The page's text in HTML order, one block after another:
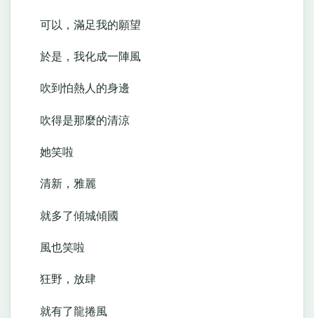
可以，滿足我的願望
於是，我化成一陣風
吹到怕熱人的身邊
吹得是那麼的清涼
她笑啦
清新，雅麗
就多了傾城傾國
風也笑啦
狂野，放肆
就有了龍捲風